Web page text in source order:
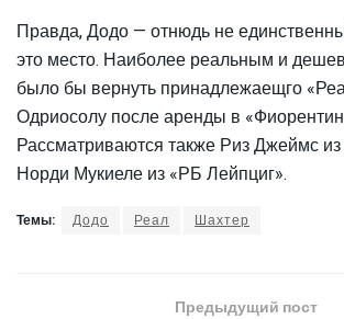
Правда, Додо — отнюдь не
это место. Наиболее реальным и
было бы вернуть принадлежаещго
Одриосолу после аренды в
Рассматриваются также Риз Джеймс
Норди Мукиеле из «РБ Лейпциг».
Темы: Додо Реал Шахтер
Предыдущий пост